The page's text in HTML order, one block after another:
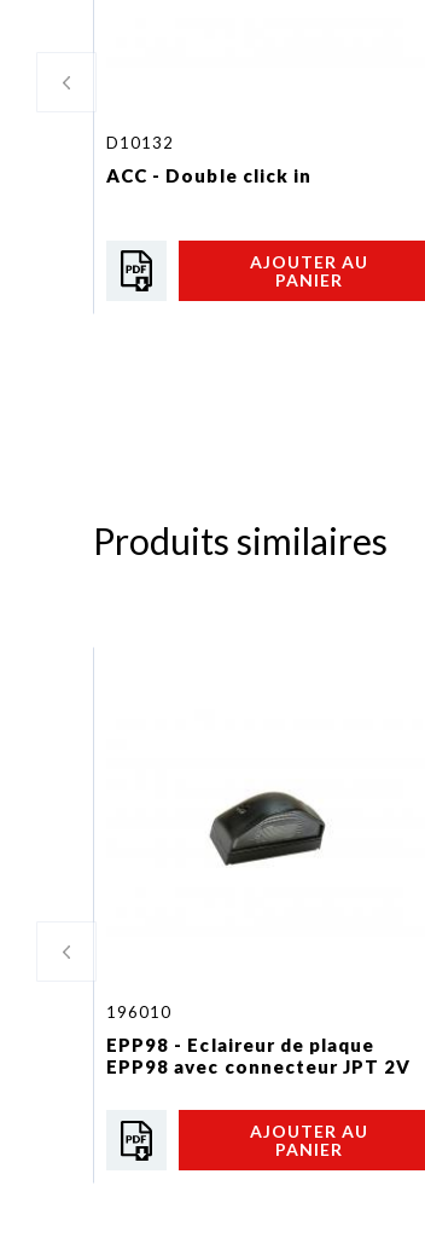
D10132
ACC - Double click in
AJOUTER AU
PANIER
Produits similaires
196010
EPP98 - Eclaireur de plaque
EPP98 avec connecteur JPT 2V
AJOUTER AU
PANIER